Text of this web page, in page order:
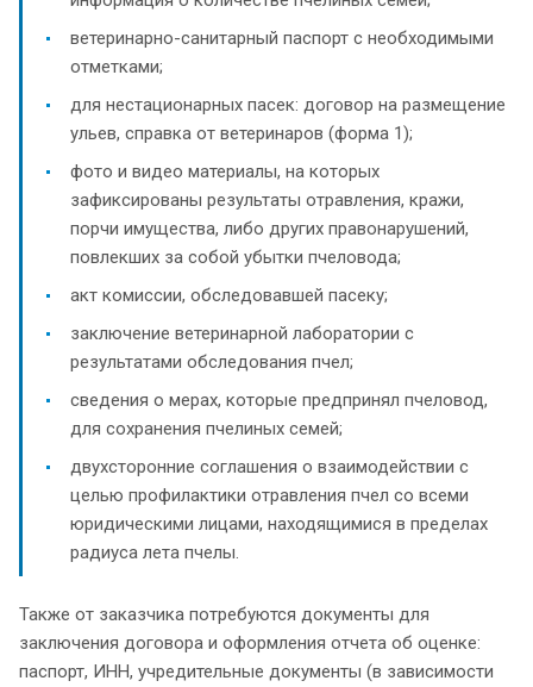
ветеринарно-санитарный паспорт с необходимыми
отметками;
для нестационарных пасек: договор на размещение
ульев, справка от ветеринаров (форма 1);
фото и видео материалы, на которых
зафиксированы результаты отравления, кражи,
порчи имущества, либо других правонарушений,
повлекших за собой убытки пчеловода;
акт комиссии, обследовавшей пасеку;
заключение ветеринарной лаборатории с
результатами обследования пчел;
сведения о мерах, которые предпринял пчеловод,
для сохранения пчелиных семей;
двухсторонние соглашения о взаимодействии с
целью профилактики отравления пчел со всеми
юридическими лицами, находящимися в пределах
радиуса лета пчелы.
Также от заказчика потребуются документы для
заключения договора и оформления отчета об оценке:
паспорт, ИНН, учредительные документы (в зависимости